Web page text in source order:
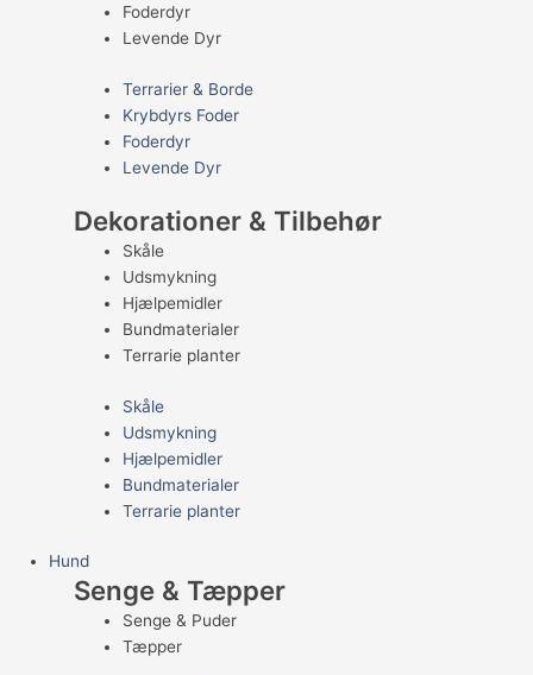
Foderdyr
Levende Dyr
Terrarier & Borde
Krybdyrs Foder
Foderdyr
Levende Dyr
Dekorationer & Tilbehør
Skåle
Udsmykning
Hjælpemidler
Bundmaterialer
Terrarie planter
Skåle
Udsmykning
Hjælpemidler
Bundmaterialer
Terrarie planter
Hund
Senge & Tæpper
Senge & Puder
Tæpper